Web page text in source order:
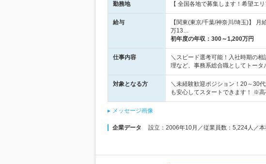
勤務地 【 全国各地で募集します！希望エ
給与
【関東(東京/千葉/神奈川/埼玉)】
万13…
初年度の年収： 300～1,200万円
仕事内容
＼スピード選考可能！入社時期の
理など、事務系総合職としてトータ
対象となる方
＼未経験歓迎ポジション！20～30
も安心してスタートできます！ ※
メッセージ画像
企業データ 設立：2006年10月／従業員数：5,224人／